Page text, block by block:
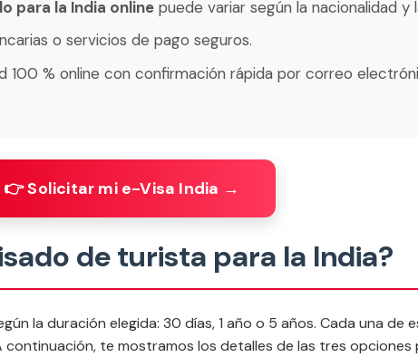
para la India online puede variar según la nacionalidad y
o servicios de pago seguros.
100 % online con confirmación rápida por correo
👉 Solicitar mi e-Visa India →
de turista para la India?
la duración elegida: 30 días, 1 año o 5 años. Cada una de
te mostramos los detalles de las tres opciones